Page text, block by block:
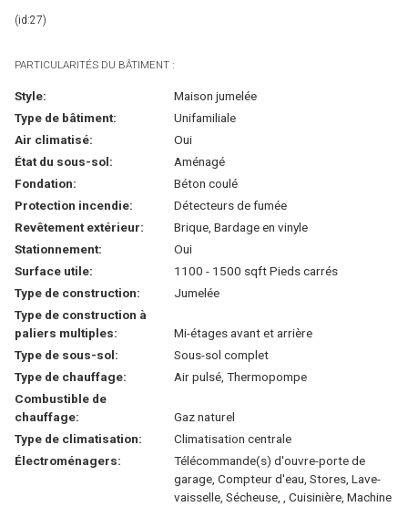
(id:27)
PARTICULARITÉS DU BÂTIMENT :
Style:
Maison jumelée
Type de bâtiment:
Unifamiliale
Air climatisé:
Oui
État du sous-sol:
Aménagé
Fondation:
Béton coulé
Protection incendie:
Détecteurs de fumée
Revêtement extérieur:
Brique, Bardage en vinyle
Stationnement:
Oui
Surface utile:
1100 - 1500 sqft Pieds carrés
Type de construction:
Jumelée
Type de construction à
paliers multiples:
Mi-étages avant et arrière
Type de sous-sol:
Sous-sol complet
Type de chauffage:
Air pulsé, Thermopompe
Combustible de
chauffage:
Gaz naturel
Type de climatisation:
Climatisation centrale
Électroménagers:
Télécommande(s) d'ouvre-porte de
garage, Compteur d'eau, Stores, Lave-
vaisselle, Sécheuse, , Cuisinière, Machine